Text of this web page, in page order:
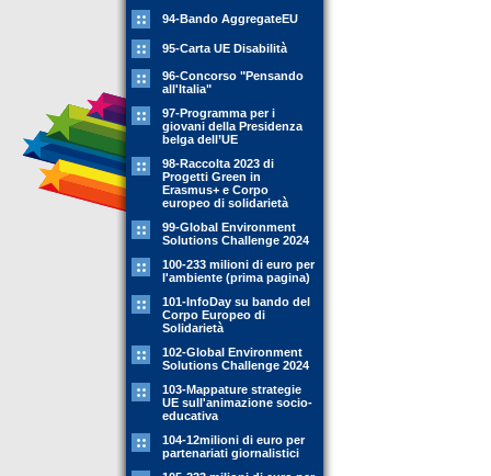
94-Bando AggregateEU
95-Carta UE Disabilità
96-Concorso "Pensando
all'Italia"
97-Programma per i
giovani della Presidenza
belga dell’UE
98-Raccolta 2023 di
Progetti Green in
Erasmus+ e Corpo
europeo di solidarietà
99-Global Environment
Solutions Challenge 2024
100-233 milioni di euro per
l'ambiente (prima pagina)
101-InfoDay su bando del
Corpo Europeo di
Solidarietà
102-Global Environment
Solutions Challenge 2024
103-Mappature strategie
UE sull'animazione socio-
educativa
104-12milioni di euro per
partenariati giornalistici